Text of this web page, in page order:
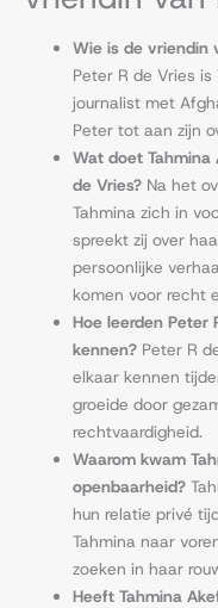
Wie is de vriendin
Peter R de Vries
journalist met
Peter tot aan zijn
Wat doet Tahmina
de Vries? Na het
Tahmina zich in
spreekt zij over
persoonlijke
komen voor recht
Hoe leerden Peter
kennen? Peter R
elkaar kennen
groeide door
rechtvaardigheid.
Waarom kwam
openbaarheid?
hun relatie privé
Tahmina naar
zoeken in haar
Heeft Tahmina